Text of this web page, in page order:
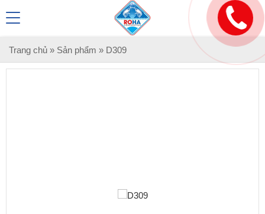
Trang chủ » Sản phẩm » D309